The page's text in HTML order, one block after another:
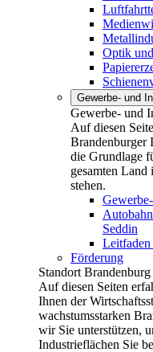
Optik
Gewerbe- und
Gewerbe- und
Auf diesen
Brandenburger
die Grundlage
gesamten
stehen.
Seddin
Leitfaden
Förderung
Standort Brandenburg
Auf diesen Seiten
Ihnen der
wachstumsstarken
wir Sie unterstützen,
Industrieflächen Sie